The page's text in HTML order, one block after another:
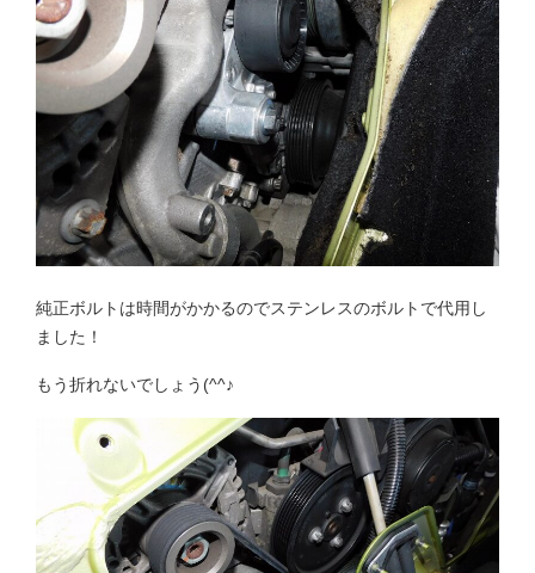
純正ボルトは時間がかかるのでステンレスのボルトで代用し
ました！
もう折れないでしょう(^^♪